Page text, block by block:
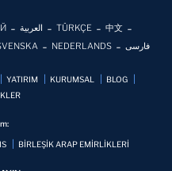
العربية TÜRKÇE
中文
NEDERLANDS فارسی
YATIRIM KURUMSAL
BLOG
BİRLEŞİK ARAP EMİRLİKLERİ